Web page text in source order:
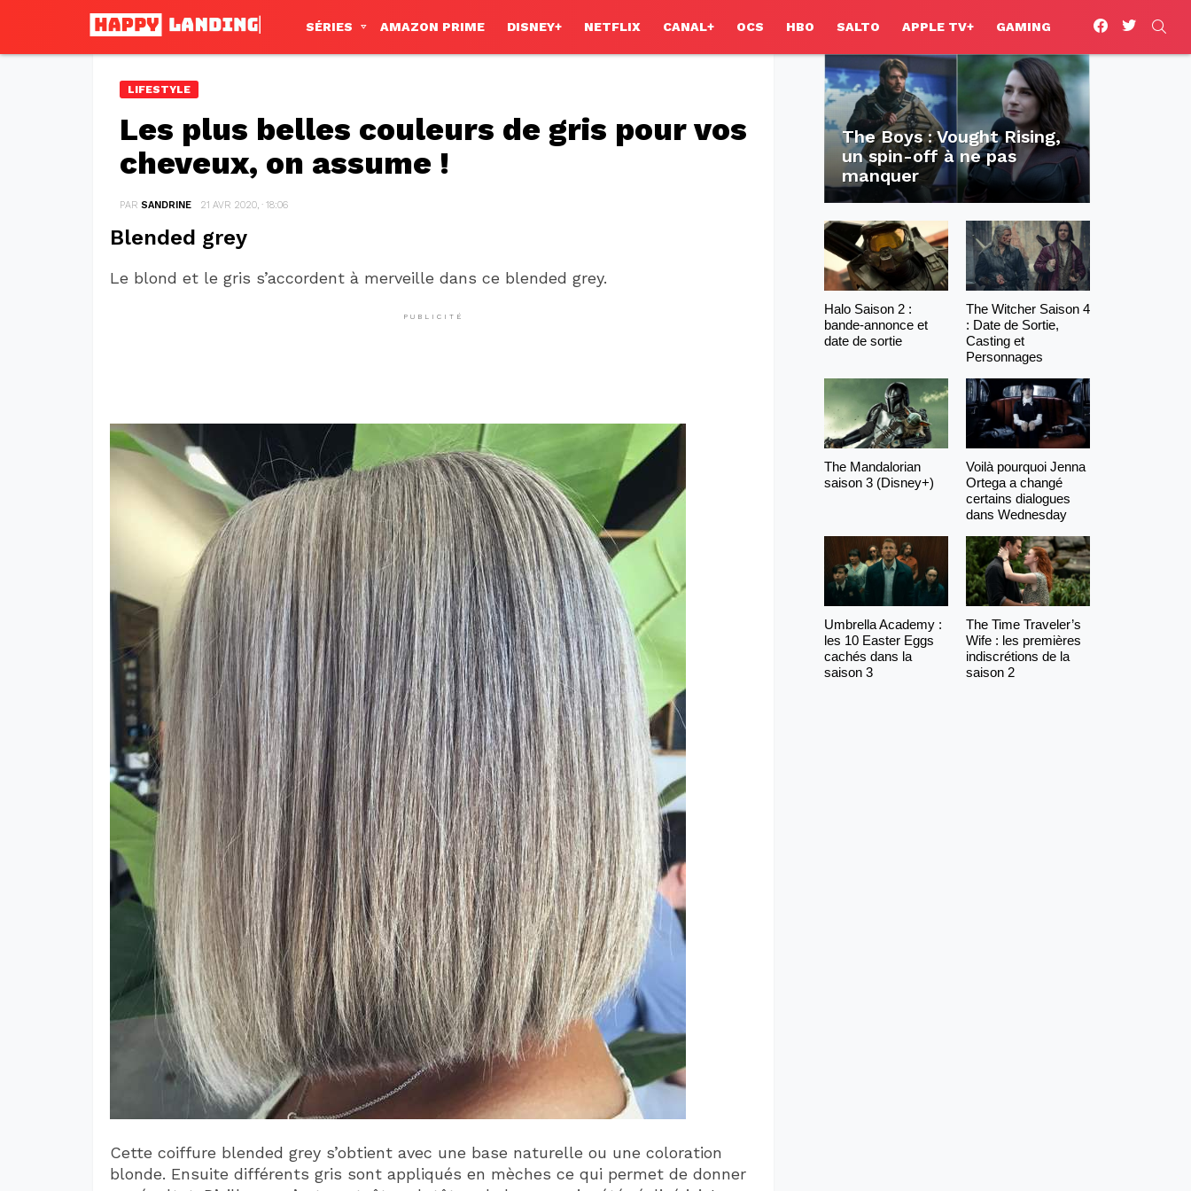
SÉRIES AMAZON PRIME DISNEY+ NETFLIX CANAL+ OCS HBO SALTO APPLE TV+ GAMING
facebooktwitter
LIFESTYLE
Les plus belles couleurs de gris pour vos
cheveux, on assume !
PAR SANDRINE 21 AVR 2020, · 18:06
Blended grey
Le blond et le gris s’accordent à merveille dans ce blended grey.
PUBLICITÉ
Cette coiffure blended grey s’obtient avec une base naturelle ou une coloration
blonde. Ensuite différents gris sont appliqués en mèches ce qui permet de donner
The Boys : Vought Rising,
un spin-off à ne pas
manquer
Halo Saison 2 :
bande-annonce et
date de sortie
The Witcher Saison 4
: Date de Sortie,
Casting et
Personnages
The Mandalorian
saison 3 (Disney+)
Voilà pourquoi Jenna
Ortega a changé
certains dialogues
dans Wednesday
Umbrella Academy :
les 10 Easter Eggs
cachés dans la
saison 3
The Time Traveler’s
Wife : les premières
indiscrétions de la
saison 2